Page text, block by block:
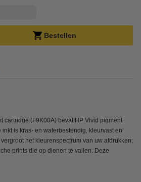
Bestellen
cartridge (F9K00A) bevat HP Vivid pigment
is kras- en waterbestendig, kleurvast en
het kleurenspectrum van uw afdrukken;
prints die op dienen te vallen. Deze